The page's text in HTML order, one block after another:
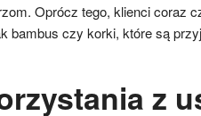
Oprócz tego, klienci coraz
bambus czy korki, które są
z